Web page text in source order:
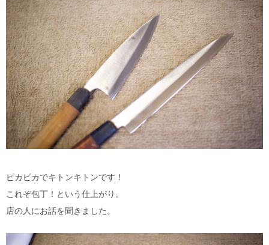
ピカピカでキトンキトンです！
これぞ包丁！という仕上がり。
店の人にお話を聞きました。